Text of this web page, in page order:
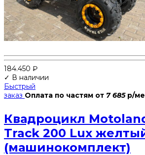
184.450 ₽
✓ В наличии
Быстрый
заказ Оплата по частям от 7 685р/
Квадроцикл
Track 200 Lux
(машинокомплект)